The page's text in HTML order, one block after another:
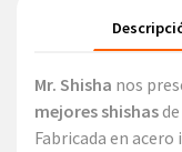
Mr. Shisha nos
mejores shishas
Fabricada en acero